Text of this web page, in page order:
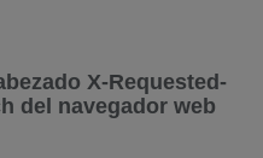
X-Requested-
del navegador web